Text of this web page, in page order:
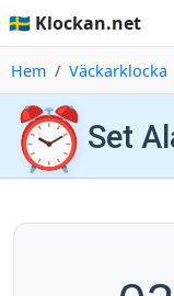
🇸🇪 Klockan.net
Hem Väckarklocka
⏰ Set